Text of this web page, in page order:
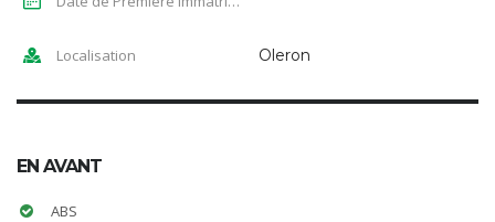
Localisation Oleron
EN AVANT
ABS